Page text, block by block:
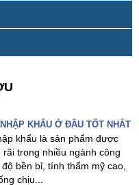
KHẨU Ở ĐÂU TỐT NHẤT
khẩu là sản phẩm được
trong nhiều ngành công
bền bỉ, tính thẩm mỹ cao,
chịu...